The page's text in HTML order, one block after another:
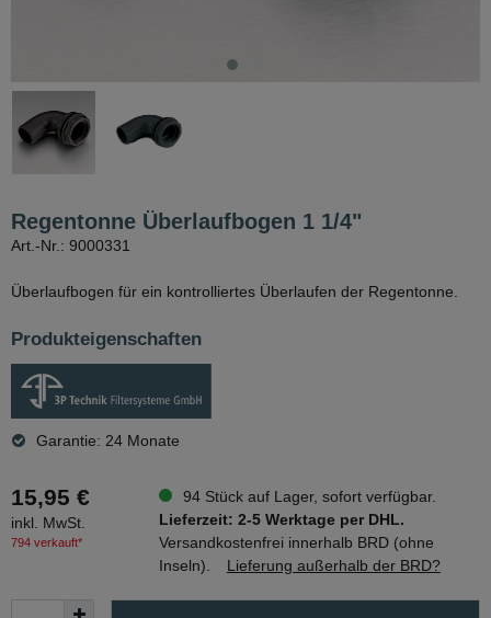
Regentonne Überlaufbogen 1 1/4"
Art.-Nr.: 9000331
Überlaufbogen für ein kontrolliertes Überlaufen der Regentonne.
Produkteigenschaften
Garantie: 24 Monate
15,95 €
inkl. MwSt.
794 verkauft*
94 Stück auf Lager, sofort verfügbar.
Lieferzeit: 2-5 Werktage per DHL.
Versandkostenfrei innerhalb BRD (ohne
Inseln).
Lieferung außerhalb der BRD?